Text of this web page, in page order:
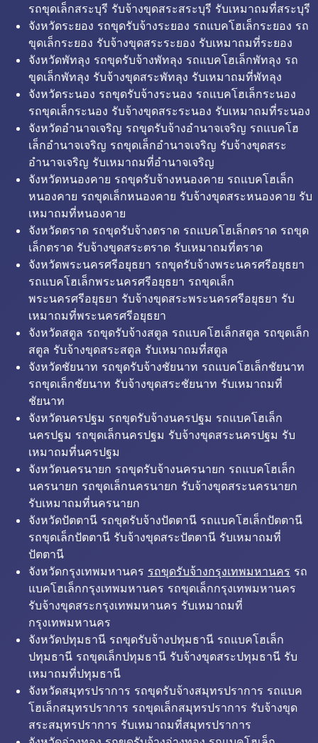
รถขุดเล็กสระบุรี รับจ้างขุดสระสระบุรี รับเหมาถมที่สระบุรี
จังหวัดระยอง รถขุดรับจ้างระยอง รถแบคโฮเล็กระยอง รถ
ขุดเล็กระยอง รับจ้างขุดสระระยอง รับเหมาถมที่ระยอง
จังหวัดพัทลุง รถขุดรับจ้างพัทลุง รถแบคโฮเล็กพัทลุง รถ
ขุดเล็กพัทลุง รับจ้างขุดสระพัทลุง รับเหมาถมที่พัทลุง
จังหวัดระนอง รถขุดรับจ้างระนอง รถแบคโฮเล็กระนอง
รถขุดเล็กระนอง รับจ้างขุดสระระนอง รับเหมาถมที่ระนอง
จังหวัดอำนาจเจริญ รถขุดรับจ้างอำนาจเจริญ รถแบคโฮ
เล็กอำนาจเจริญ รถขุดเล็กอำนาจเจริญ รับจ้างขุดสระ
อำนาจเจริญ รับเหมาถมที่อำนาจเจริญ
จังหวัดหนองคาย รถขุดรับจ้างหนองคาย รถแบคโฮเล็ก
หนองคาย รถขุดเล็กหนองคาย รับจ้างขุดสระหนองคาย รับ
เหมาถมที่หนองคาย
จังหวัดตราด รถขุดรับจ้างตราด รถแบคโฮเล็กตราด รถขุด
เล็กตราด รับจ้างขุดสระตราด รับเหมาถมที่ตราด
จังหวัดพระนครศรีอยุธยา รถขุดรับจ้างพระนครศรีอยุธยา
รถแบคโฮเล็กพระนครศรีอยุธยา รถขุดเล็ก
พระนครศรีอยุธยา รับจ้างขุดสระพระนครศรีอยุธยา รับ
เหมาถมที่พระนครศรีอยุธยา
จังหวัดสตูล รถขุดรับจ้างสตูล รถแบคโฮเล็กสตูล รถขุดเล็ก
สตูล รับจ้างขุดสระสตูล รับเหมาถมที่สตูล
จังหวัดชัยนาท รถขุดรับจ้างชัยนาท รถแบคโฮเล็กชัยนาท
รถขุดเล็กชัยนาท รับจ้างขุดสระชัยนาท รับเหมาถมที่
ชัยนาท
จังหวัดนครปฐม รถขุดรับจ้างนครปฐม รถแบคโฮเล็ก
นครปฐม รถขุดเล็กนครปฐม รับจ้างขุดสระนครปฐม รับ
เหมาถมที่นครปฐม
จังหวัดนครนายก รถขุดรับจ้างนครนายก รถแบคโฮเล็ก
นครนายก รถขุดเล็กนครนายก รับจ้างขุดสระนครนายก
รับเหมาถมที่นครนายก
จังหวัดปัตตานี รถขุดรับจ้างปัตตานี รถแบคโฮเล็กปัตตานี
รถขุดเล็กปัตตานี รับจ้างขุดสระปัตตานี รับเหมาถมที่
ปัตตานี
จังหวัดกรุงเทพมหานคร รถขุดรับจ้างกรุงเทพมหานคร รถ
แบคโฮเล็กกรุงเทพมหานคร รถขุดเล็กกรุงเทพมหานคร
รับจ้างขุดสระกรุงเทพมหานคร รับเหมาถมที่
กรุงเทพมหานคร
จังหวัดปทุมธานี รถขุดรับจ้างปทุมธานี รถแบคโฮเล็ก
ปทุมธานี รถขุดเล็กปทุมธานี รับจ้างขุดสระปทุมธานี รับ
เหมาถมที่ปทุมธานี
จังหวัดสมุทรปราการ รถขุดรับจ้างสมุทรปราการ รถแบค
โฮเล็กสมุทรปราการ รถขุดเล็กสมุทรปราการ รับจ้างขุด
สระสมุทรปราการ รับเหมาถมที่สมุทรปราการ